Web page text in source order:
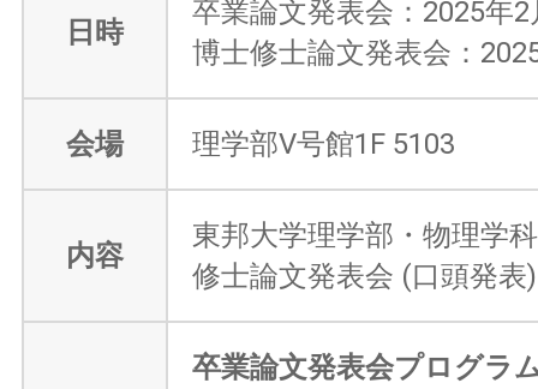
日時
卒業論文発表会：2025年2
博士修士論文発表会：
会場 理学部V号館1F 5103
内容
東邦大学理学部・物理学
修士論文発表会 (口頭発表)
卒業論文発表会プログラ